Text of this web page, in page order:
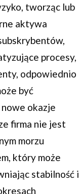
tworząc lub
aktywa
procesy,
odpowiednio
być
okazje
firma nie jest
morzu
który może
stabilność i